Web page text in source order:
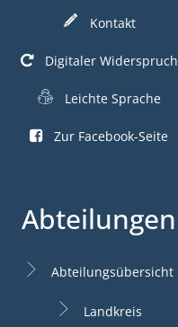
Kontakt
Digitaler Widerspruch
Leichte Sprache
Zur Facebook-Seite
Abteilungen
Abteilungsübersicht
Landkreis